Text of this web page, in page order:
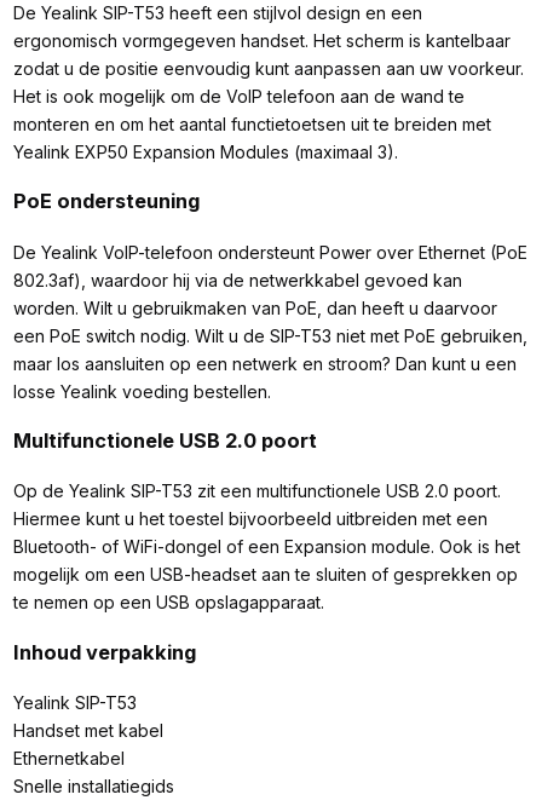
De Yealink SIP-T53 heeft een stijlvol design en een
ergonomisch vormgegeven handset. Het scherm is kantelbaar
zodat u de positie eenvoudig kunt aanpassen aan uw voorkeur.
Het is ook mogelijk om de VoIP telefoon aan de wand te
monteren en om het aantal functietoetsen uit te breiden met
Yealink EXP50 Expansion Modules (maximaal 3).
PoE ondersteuning
De Yealink VoIP-telefoon ondersteunt Power over Ethernet (PoE
802.3af), waardoor hij via de netwerkkabel gevoed kan
worden. Wilt u gebruikmaken van PoE, dan heeft u daarvoor
een PoE switch nodig. Wilt u de SIP-T53 niet met PoE gebruiken,
maar los aansluiten op een netwerk en stroom? Dan kunt u een
losse Yealink voeding bestellen.
Multifunctionele USB 2.0 poort
Op de Yealink SIP-T53 zit een multifunctionele USB 2.0 poort.
Hiermee kunt u het toestel bijvoorbeeld uitbreiden met een
Bluetooth- of WiFi-dongel of een Expansion module. Ook is het
mogelijk om een USB-headset aan te sluiten of gesprekken op
te nemen op een USB opslagapparaat.
Inhoud verpakking
Yealink SIP-T53
Handset met kabel
Ethernetkabel
Snelle installatiegids